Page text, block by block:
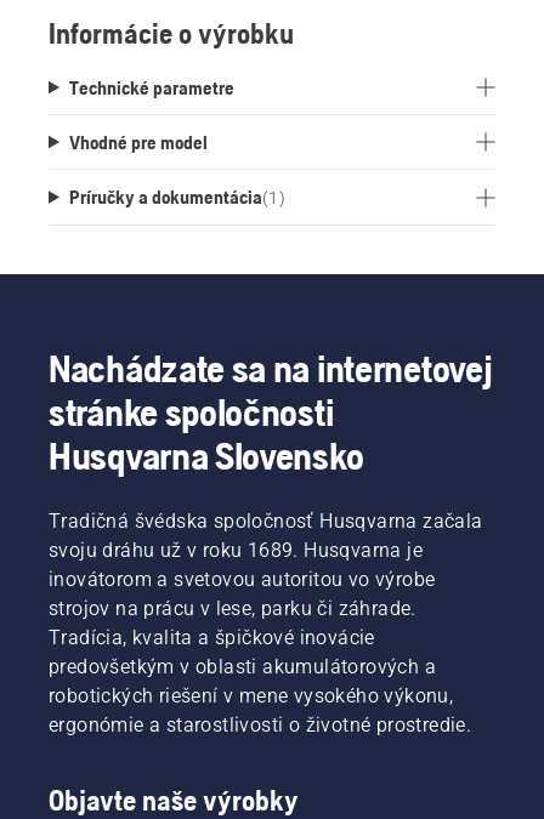
Informácie o výrobku
Technické parametre
Vhodné pre model
Príručky a dokumentácia(1 )
Nachádzate sa na internetovej
stránke spoločnosti
Husqvarna Slovensko
Tradičná švédska spoločnosť Husqvarna začala
svoju dráhu už v roku 1689. Husqvarna je
inovátorom a svetovou autoritou vo výrobe
strojov na prácu v lese, parku či záhrade.
Tradícia, kvalita a špičkové inovácie
predovšetkým v oblasti akumulátorových a
robotických riešení v mene vysokého výkonu,
ergonómie a starostlivosti o životné prostredie.
Objavte naše výrobky